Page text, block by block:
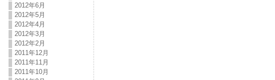
2012年6月
2012年5月
2012年4月
2012年3月
2012年2月
2011年12月
2011年11月
2011年10月